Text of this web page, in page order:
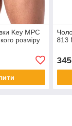
Key MPC
розміру
813
345